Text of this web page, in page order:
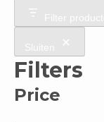
Filter
Sluiten
Filters
Price